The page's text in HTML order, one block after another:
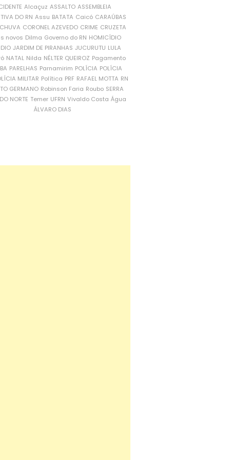
Alcaçuz ASSALTO ASSEMBLEIA
DO RN Assu BATATA Caicó CARAÚBAS
CORONEL AZEVEDO CRIME CRUZETA
novos Dilma Governo do RN HOMICÍDIO
JARDIM DE PIRANHAS JUCURUTU LULA
NATAL Nilda NÉLTER QUEIROZ Pagamento
PARELHAS Parnamirim POLÍCIA POLÍCIA
MILITAR Política PRF RAFAEL MOTTA RN
GERMANO Robinson Faria Roubo SERRA
NORTE Temer UFRN Vivaldo Costa Água
ÁLVARO DIAS